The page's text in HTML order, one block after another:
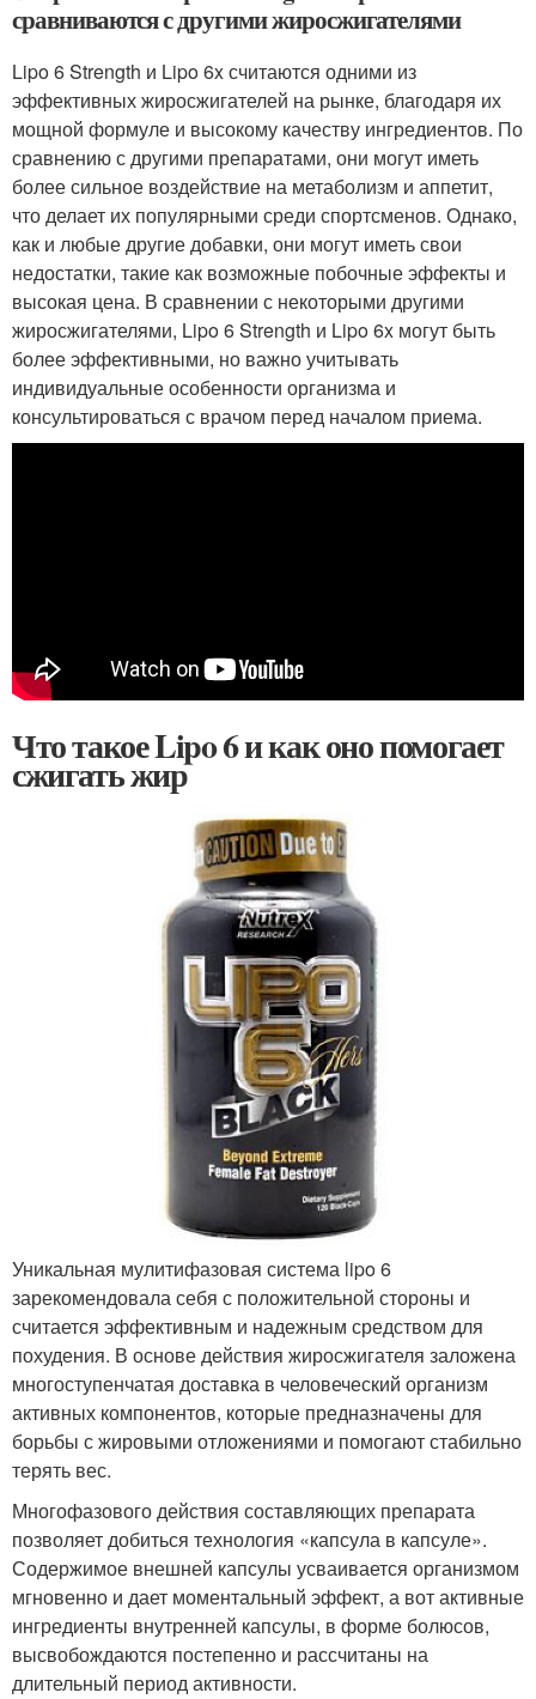
сравниваются с другими жиросжигателями
Lipo 6 Strength и Lipo 6x считаются одними из
эффективных жиросжигателей на рынке, благодаря их
мощной формуле и высокому качеству ингредиентов. По
сравнению с другими препаратами, они могут иметь
более сильное воздействие на метаболизм и аппетит,
что делает их популярными среди спортсменов. Однако,
как и любые другие добавки, они могут иметь свои
недостатки, такие как возможные побочные эффекты и
высокая цена. В сравнении с некоторыми другими
жиросжигателями, Lipo 6 Strength и Lipo 6x могут быть
более эффективными, но важно учитывать
индивидуальные особенности организма и
консультироваться с врачом перед началом приема.
Что такое Lipo 6 и как оно помогает
сжигать жир
Уникальная мулитифазовая система lipo 6
зарекомендовала себя с положительной стороны и
считается эффективным и надежным средством для
похудения. В основе действия жиросжигателя заложена
многоступенчатая доставка в человеческий организм
активных компонентов, которые предназначены для
борьбы с жировыми отложениями и помогают стабильно
терять вес.
Многофазового действия составляющих препарата
позволяет добиться технология «капсула в капсуле».
Содержимое внешней капсулы усваивается организмом
мгновенно и дает моментальный эффект, а вот активные
ингредиенты внутренней капсулы, в форме болюсов,
высвобождаются постепенно и рассчитаны на
длительный период активности.